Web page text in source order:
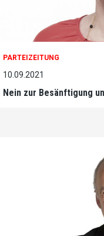
PARTEIZEITUNG
10.09.2021
Nein zur Besänftigung